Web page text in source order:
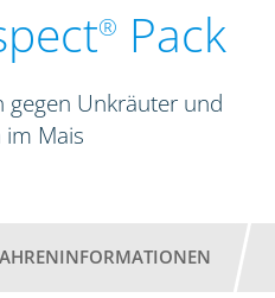
® Pack
Unkräuter und
im Mais